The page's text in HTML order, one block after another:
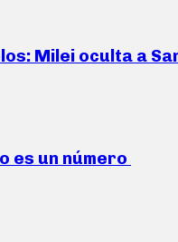
Milei oculta a
es un número